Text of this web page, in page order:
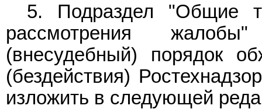
5. Подраздел "Общие
рассмотрения
(внесудебный) порядок
(бездействия)
изложить в следующей